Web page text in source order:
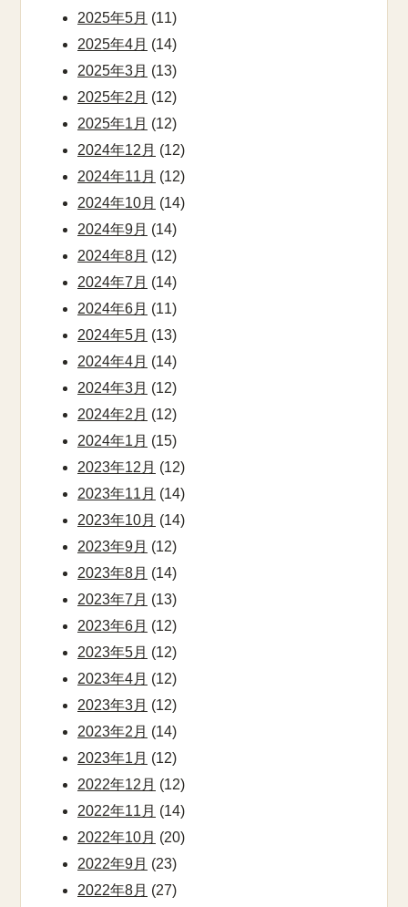
2025年5月 (11)
2025年4月 (14)
2025年3月 (13)
2025年2月 (12)
2025年1月 (12)
2024年12月 (12)
2024年11月 (12)
2024年10月 (14)
2024年9月 (14)
2024年8月 (12)
2024年7月 (14)
2024年6月 (11)
2024年5月 (13)
2024年4月 (14)
2024年3月 (12)
2024年2月 (12)
2024年1月 (15)
2023年12月 (12)
2023年11月 (14)
2023年10月 (14)
2023年9月 (12)
2023年8月 (14)
2023年7月 (13)
2023年6月 (12)
2023年5月 (12)
2023年4月 (12)
2023年3月 (12)
2023年2月 (14)
2023年1月 (12)
2022年12月 (12)
2022年11月 (14)
2022年10月 (20)
2022年9月 (23)
2022年8月 (27)